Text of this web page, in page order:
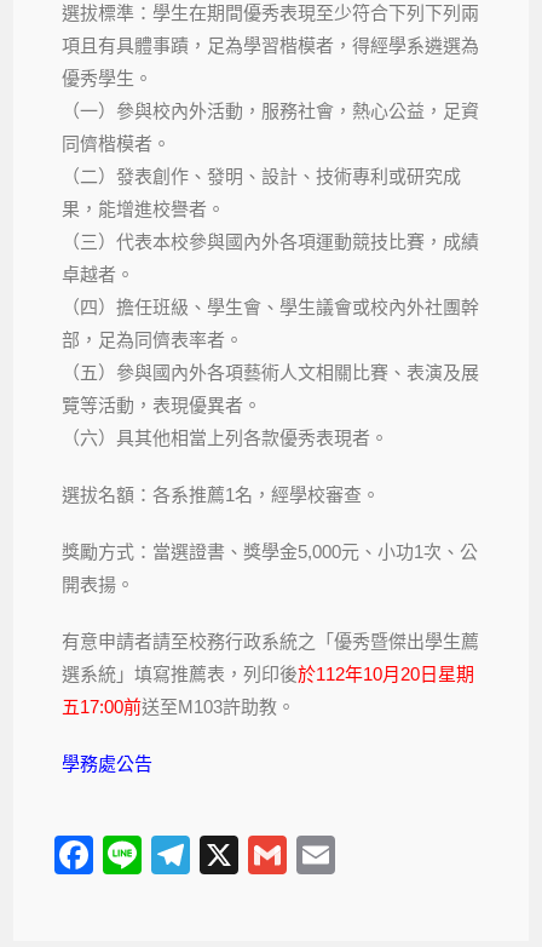
選拔標準：學生在期間優秀表現至少符合下列下列兩
項且有具體事蹟，足為學習楷模者，得經學系遴選為
優秀學生。
（一）參與校內外活動，服務社會，熱心公益，足資
同儕楷模者。
（二）發表創作、發明、設計、技術專利或研究成
果，能增進校譽者。
（三）代表本校參與國內外各項運動競技比賽，成績
卓越者。
（四）擔任班級、學生會、學生議會或校內外社團幹
部，足為同儕表率者。
（五）參與國內外各項藝術人文相關比賽、表演及展
覽等活動，表現優異者。
（六）具其他相當上列各款優秀表現者。
選拔名額：各系推薦1名，經學校審查。
獎勵方式：當選證書、獎學金5,000元、小功1次、公
開表揚。
有意申請者請至校務行政系統之「優秀暨傑出學生薦
選系統」填寫推薦表，列印後於112年10月20日星期
五17:00前送至M103許助教。
學務處公告
F
Li
T
X
G